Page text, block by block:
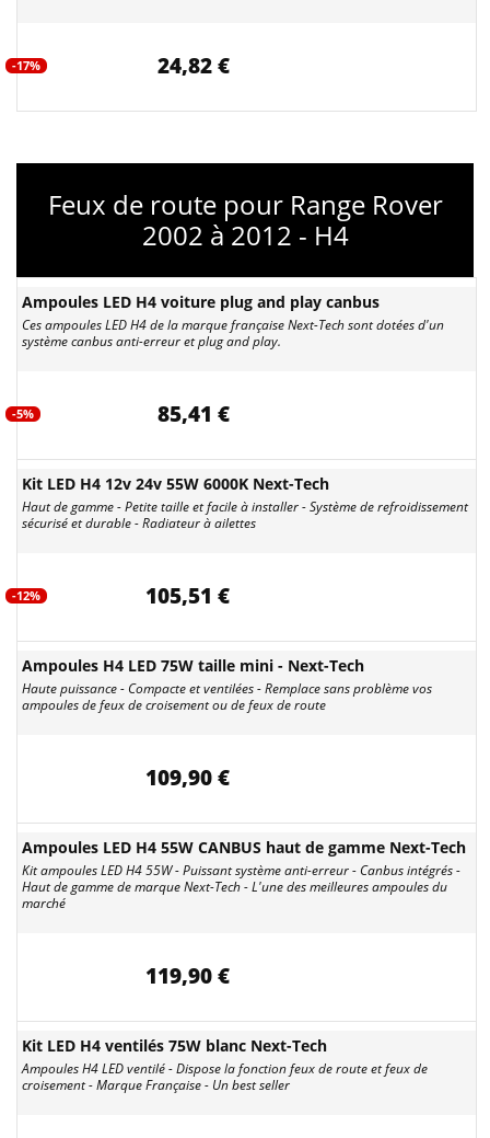
-17% 24,82 €
Feux de route pour Range Rover
2002 à 2012 - H4
Ampoules LED H4 voiture plug and play canbus
Ces ampoules LED H4 de la marque française Next-Tech sont dotées d'un
système canbus anti-erreur et plug and play.
-5% 85,41 €
Kit LED H4 12v 24v 55W 6000K Next-Tech
Haut de gamme - Petite taille et facile à installer - Système de refroidissement
sécurisé et durable - Radiateur à ailettes
-12% 105,51 €
Ampoules H4 LED 75W taille mini - Next-Tech
Haute puissance - Compacte et ventilées - Remplace sans problème vos
ampoules de feux de croisement ou de feux de route
109,90 €
Ampoules LED H4 55W CANBUS haut de gamme Next-Tech
Kit ampoules LED H4 55W - Puissant système anti-erreur - Canbus intégrés -
Haut de gamme de marque Next-Tech - L'une des meilleures ampoules du
marché
119,90 €
Kit LED H4 ventilés 75W blanc Next-Tech
Ampoules H4 LED ventilé - Dispose la fonction feux de route et feux de
croisement - Marque Française - Un best seller